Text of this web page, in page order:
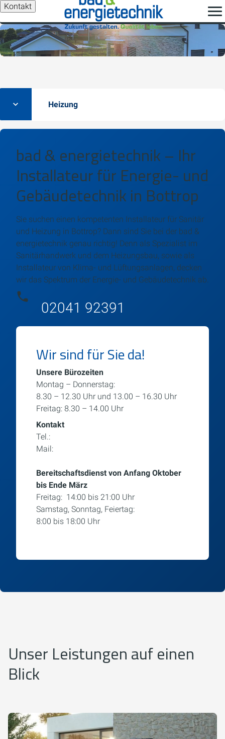
Kontakt
Heizung
bad & energietechnik – Ihr
Installateur für Energie- und
Gebäudetechnik in Bottrop
Sie suchen einen kompetenten Installateur für Sanitär
und Heizung in Bottrop? Dann sind Sie bei der bad &
energietechnik genau richtig! Denn als Spezialist im
Sanitärhandwerk und dem Heizungsbau, sowie als
Installateur von Klima- und Lüftungsanlagen, decken
wir das Spektrum der Energie- und Gebäudetechnik ab.
02041 92391
Wir sind für Sie da!
Unsere Bürozeiten
Montag – Donnerstag:
8.30 – 12.30 Uhr und 13.00 – 16.30 Uhr
Freitag: 8.30 – 14.00 Uhr
Kontakt
Tel.:
Mail:
Bereitschaftsdienst von Anfang Oktober
bis Ende März
Freitag: 14:00 bis 21:00 Uhr
Samstag, Sonntag, Feiertag:
8:00 bis 18:00 Uhr
Unser Leistungen auf einen
Blick